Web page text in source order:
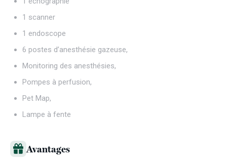
1 scanner
1 endoscope
6 postes d’anesthésie gazeuse,
Monitoring des anesthésies,
Pompes à perfusion,
Pet Map,
Lampe à fente
Avantages